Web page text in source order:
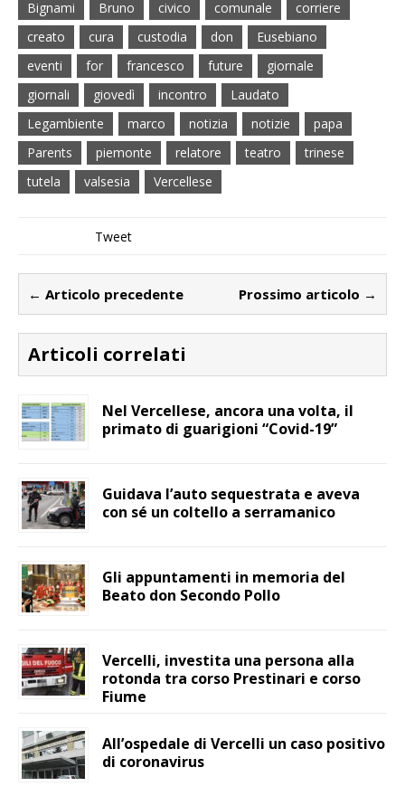
Bignami Bruno civico comunale
corriere
creato
cura custodia don
Eusebiano
eventi
for francesco future
giornale
giornali
giovedì incontro
Laudato
Legambiente
marco notizia notizie
papa
Parents
piemonte relatore teatro
trinese
tutela
valsesia Vercellese
Tweet
← Articolo precedente Prossimo articolo →
Articoli correlati
Nel Vercellese, ancora una volta, il
primato di guarigioni “Covid-19”
Guidava l’auto sequestrata e aveva
con sé un coltello a serramanico
Gli appuntamenti in memoria del
Beato don Secondo Pollo
Vercelli, investita una persona alla
rotonda tra corso Prestinari e corso
Fiume
All’ospedale di Vercelli un caso positivo
di coronavirus